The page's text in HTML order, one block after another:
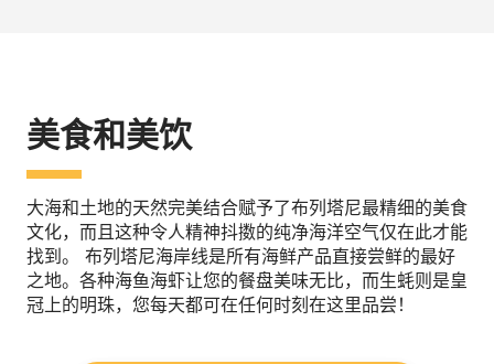
美食和美饮
大海和土地的天然完美结合赋予了布列塔尼最精细的美食
文化，而且这种令人精神抖擞的纯净海洋空气仅在此才能
找到。 布列塔尼海岸线是所有海鲜产品直接尝鲜的最好
之地。各种海鱼海虾让您的餐盘美味无比，而生蚝则是皇
冠上的明珠，您每天都可在任何时刻在这里品尝！